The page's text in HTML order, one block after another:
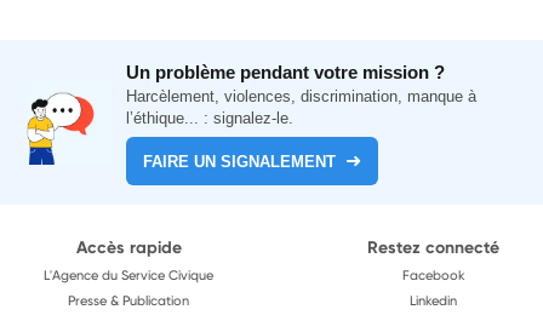
Un problème pendant votre mission ?
Harcèlement, violences, discrimination, manque à
l’éthique... : signalez-le.
FAIRE UN SIGNALEMENT
Accès rapide
L'Agence du Service Civique
Presse & Publication
Restez connecté
Facebook
Linkedin